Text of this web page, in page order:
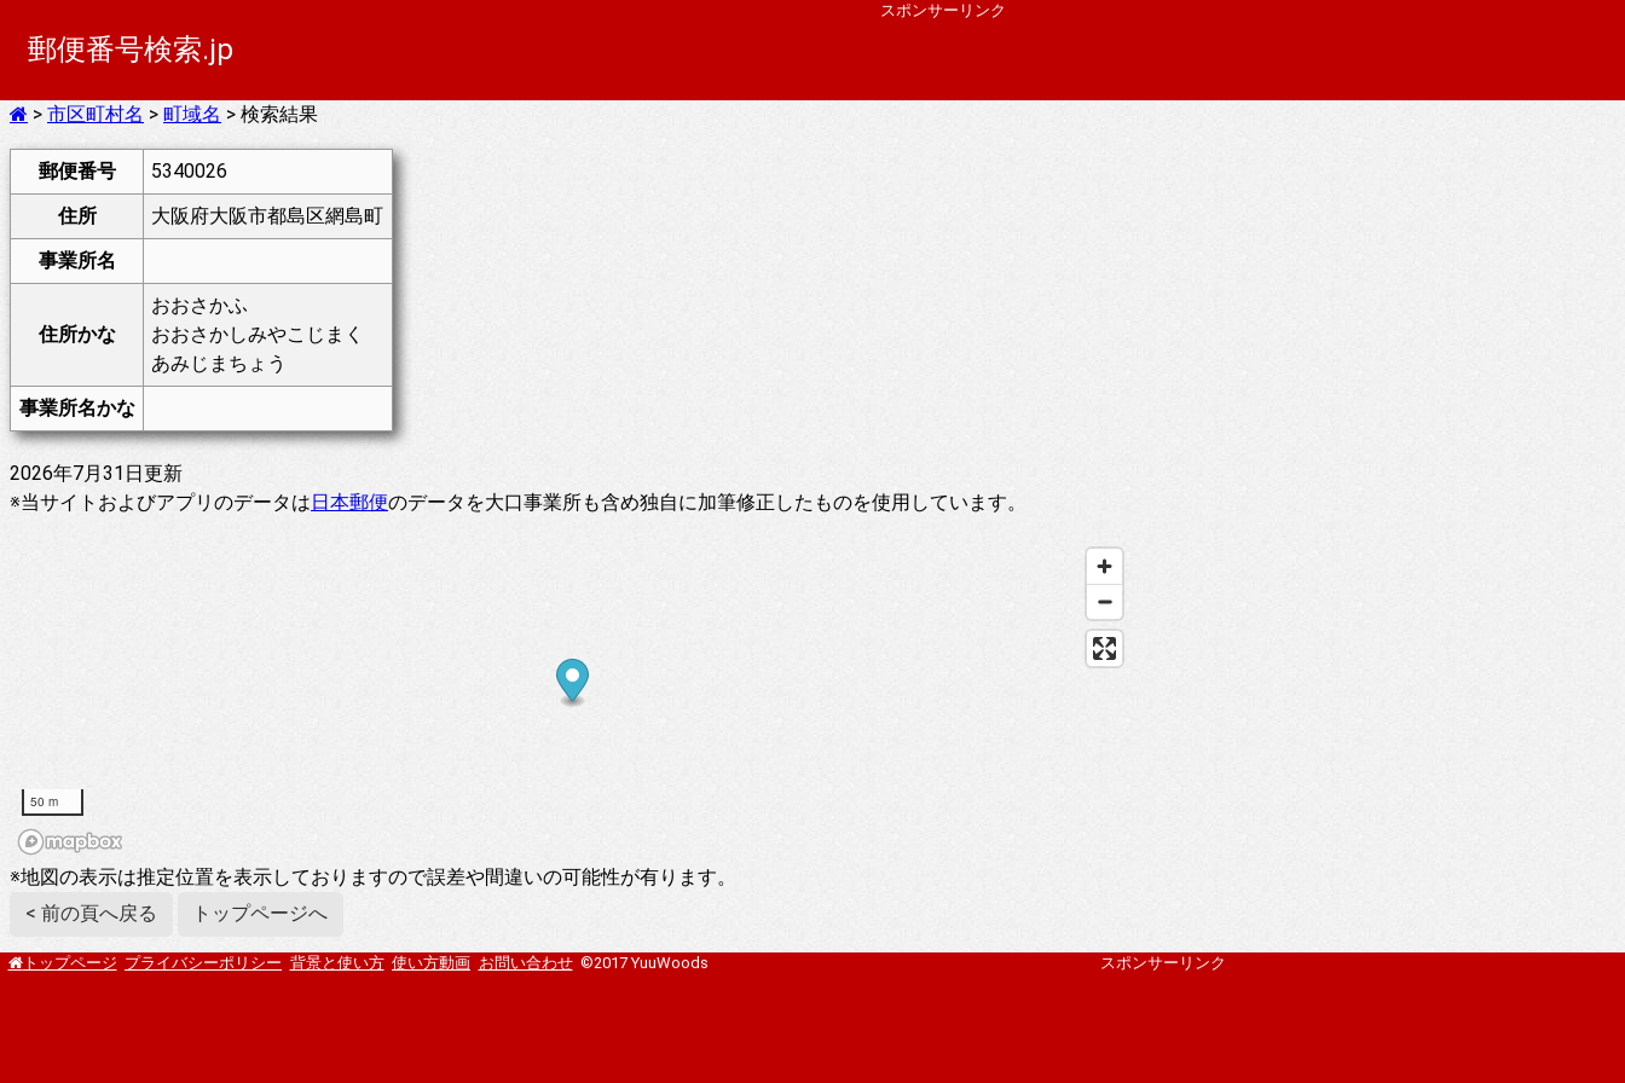
郵便番号検索.jp
スポンサーリンク
> 市区町村名 > 町域名 > 検索結果
郵便番号
5340026
住所
大阪府大阪市都島区網島町
事業所名
住所かな
おおさかふ
おおさかしみやこじまく
あみじまちょう
事業所名かな
2026年7月31日更新
※当サイトおよびアプリのデータは日本郵便のデータを大口事業所も含め独自に加筆修正したものを使用しています。
50 m
※地図の表示は推定位置を表示しておりますので誤差や間違いの可能性が有ります。
< 前の頁へ戻る
トップページへ
トップページ プライバシーポリシー 背景と使い方 使い方動画 お問い合わせ ©2017 YuuWoods スポンサーリンク